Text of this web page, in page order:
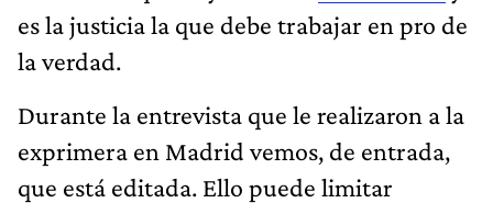
es la justicia la que debe trabajar en pro de
la verdad.
Durante la entrevista que le realizaron a la
exprimera en Madrid vemos, de entrada,
que está editada. Ello puede limitar